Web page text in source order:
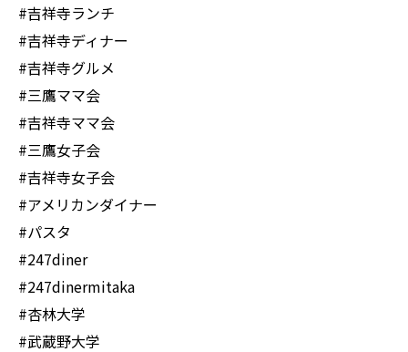
#吉祥寺ランチ
#吉祥寺ディナー
#吉祥寺グルメ
#三鷹ママ会
#吉祥寺ママ会
#三鷹女子会
#吉祥寺女子会
#アメリカンダイナー
#パスタ
#247diner
#247dinermitaka
#杏林大学
#武蔵野大学